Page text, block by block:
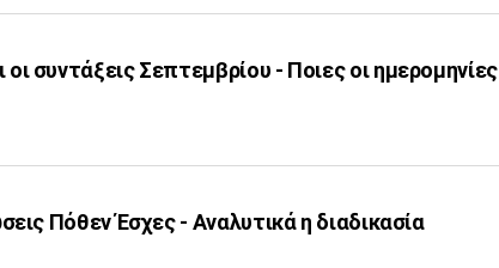
συντάξεις Σεπτεμβρίου - Ποιες οι ημερομηνίες
Πόθεν Έσχες - Αναλυτικά η διαδικασία